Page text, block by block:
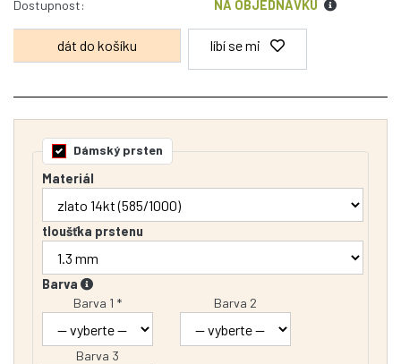
Dostupnost: NA OBJEDNÁVKU
líbí se mi
Dámský prsten
Materiál
tloušťka prstenu
Barva
Barva 1 *
Barva 2
Barva 3